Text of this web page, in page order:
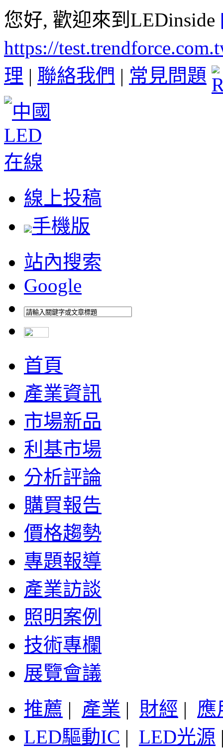
您好, 歡迎來到LEDinside
https://
理 | 聯絡我們 | 常見問題
線上投稿
手機版
站內搜索
Google
首頁
產業資訊
市場新品
利基市場
分析評論
購買報告
價格趨勢
專題報導
產業訪談
照明案例
技術專欄
展覽會議
推薦 | 產業 | 財經 | 應
LED驅動IC | LED光源